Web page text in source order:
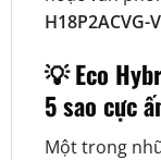
H18P2ACVG-V
💡 Eco
5 sao cực
Một trong